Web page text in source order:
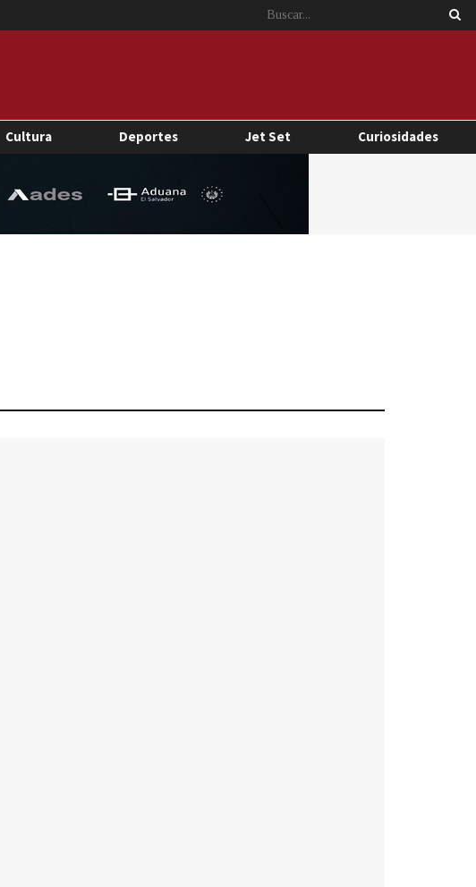
Cultura Deportes Jet Set Curiosidades